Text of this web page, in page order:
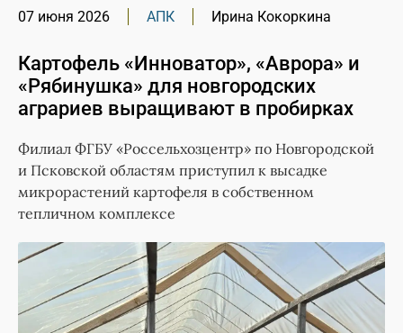
07 июня 2026 АПК Ирина Кокоркина
Картофель «Инноватор», «Аврора» и
«Рябинушка» для новгородских
аграриев выращивают в пробирках
Филиал ФГБУ «Россельхозцентр» по Новгородской
и Псковской областям приступил к высадке
микрорастений картофеля в собственном
тепличном комплексе